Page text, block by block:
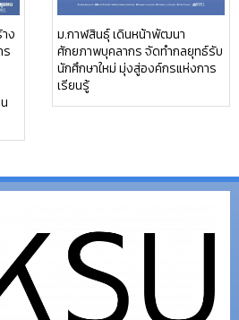
ง
ม.กาฬสินธุ์ เดินหน้าพัฒนา
ศักยภาพบุคลากร จัดทำกลยุทธ์รับ
นักศึกษาใหม่ มุ่งสู่องค์กรแห่งการ
เรียนรู้